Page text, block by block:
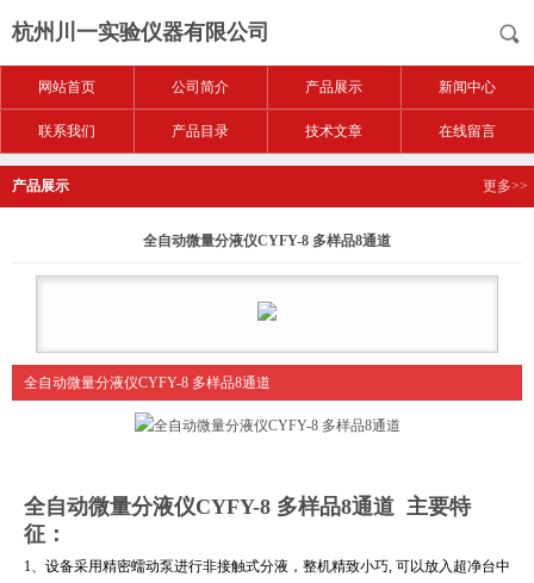
杭州川一实验仪器有限公司
网站首页 公司简介 产品展示 新闻中心
联系我们 产品目录 技术文章 在线留言
产品展示 更多>>
全自动微量分液仪CYFY-8 多样品8通道
全自动微量分液仪CYFY-8 多样品8通道
全自动微量分液仪CYFY-8 多样品8通道 主要特
征：
1、设备采用精密蠕动泵进行非接触式分液，整机精致小巧, 可以放入超净台中